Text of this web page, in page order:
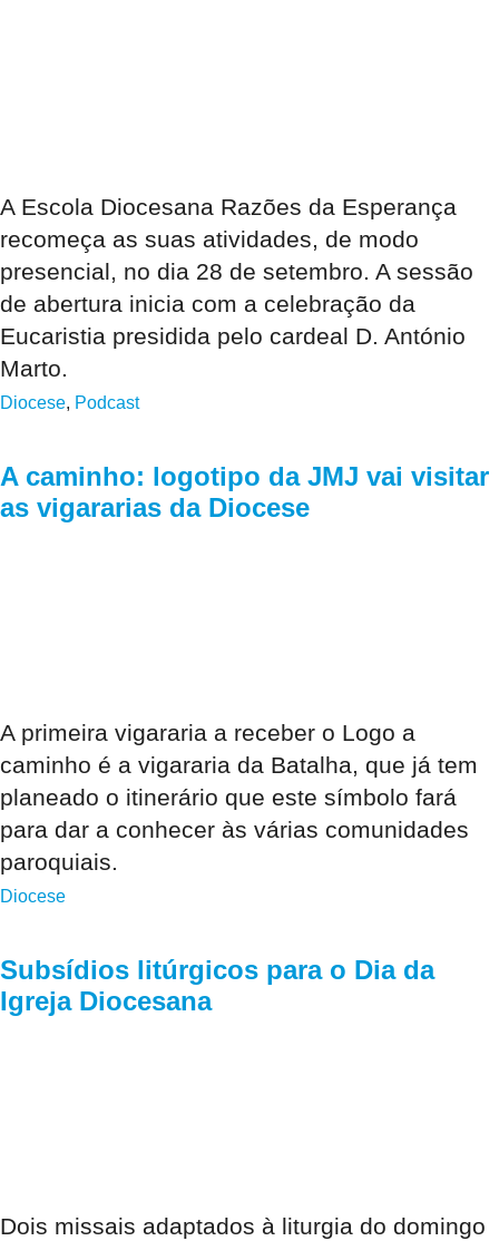
A Escola Diocesana Razões da Esperança
recomeça as suas atividades, de modo
presencial, no dia 28 de setembro. A sessão
de abertura inicia com a celebração da
Eucaristia presidida pelo cardeal D. António
Marto.
Diocese, Podcast
A caminho: logotipo da JMJ vai visitar
as vigararias da Diocese
A primeira vigararia a receber o Logo a
caminho é a vigararia da Batalha, que já tem
planeado o itinerário que este símbolo fará
para dar a conhecer às várias comunidades
paroquiais.
Diocese
Subsídios litúrgicos para o Dia da
Igreja Diocesana
Dois missais adaptados à liturgia do domingo